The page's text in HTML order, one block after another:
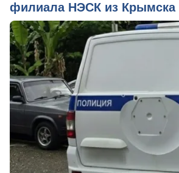
филиала НЭСК из Крымска